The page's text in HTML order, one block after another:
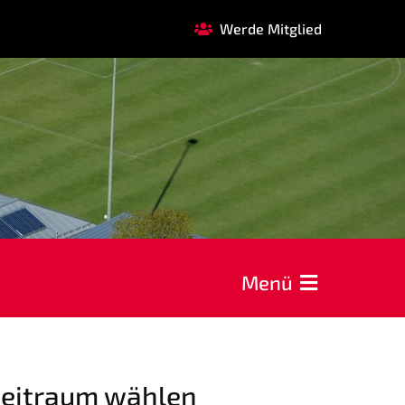
Werde Mitglied
Menü
wählen
REHASPORT
KOOPERATIONEN